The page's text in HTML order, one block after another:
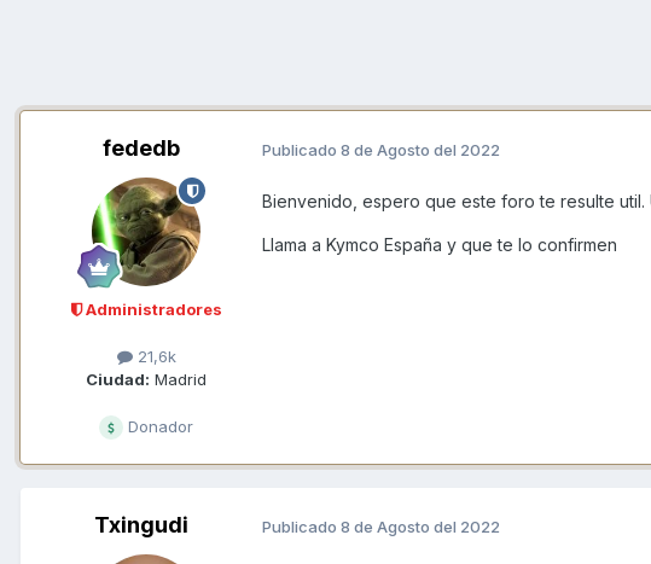
fededb
Administradores
21,6k
Ciudad: Madrid
Donador
Publicado 8 de Agosto del 2022
Bienvenido, espero que este foro te resulte util.
Llama a Kymco España y que te lo confirmen
Txingudi Publicado 8 de Agosto del 2022